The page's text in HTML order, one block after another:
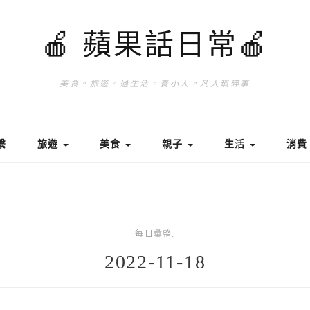
🍎 蘋果話日常🍎
美食。旅遊。過生活。養小人。凡人瑣碎事
旅遊 美食 親子 生活 消費
每日彙整:
2022-11-18